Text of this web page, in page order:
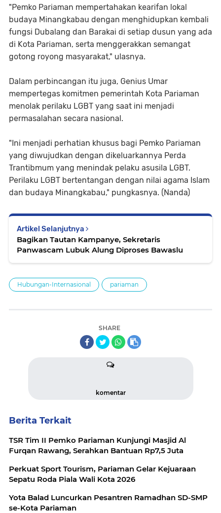
"Pemko Pariaman mempertahakan kearifan lokal
budaya Minangkabau dengan menghidupkan kembali
fungsi Dubalang dan Barakai di setiap dusun yang ada
di Kota Pariaman, serta menggerakkan semangat
gotong royong masyarakat," ulasnya.
Dalam perbincangan itu juga, Genius Umar
mempertegas komitmen pemerintah Kota Pariaman
menolak perilaku LGBT yang saat ini menjadi
permasalahan secara nasional.
"Ini menjadi perhatian khusus bagi Pemko Pariaman
yang diwujudkan dengan dikeluarkannya Perda
Trantibmum yang menindak pelaku asusila LGBT.
Perilaku LGBT bertentangan dengan nilai agama Islam
dan budaya Minangkabau," pungkasnya. (Nanda)
Artikel Selanjutnya
Bagikan Tautan Kampanye, Sekretaris
Panwascam Lubuk Alung Diproses Bawaslu
Hubungan-Internasional pariaman
SHARE
komentar
Berita Terkait
TSR Tim II Pemko Pariaman Kunjungi Masjid Al
Furqan Rawang, Serahkan Bantuan Rp7,5 Juta
Perkuat Sport Tourism, Pariaman Gelar Kejuaraan
Sepatu Roda Piala Wali Kota 2026
Yota Balad Luncurkan Pesantren Ramadhan SD-SMP
se-Kota Pariaman